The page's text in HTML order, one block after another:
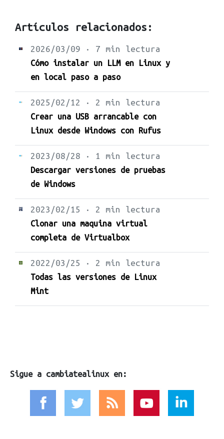
Artículos relacionados:
2026/03/09 · 7 min lectura
Cómo instalar un LLM en Linux y
en local paso a paso
2025/02/12 · 2 min lectura
Crear una USB arrancable con
Linux desde Windows con Rufus
2023/08/28 · 1 min lectura
Descargar versiones de pruebas
de Windows
2023/02/15 · 2 min lectura
Clonar una maquina virtual
completa de Virtualbox
2022/03/25 · 2 min lectura
Todas las versiones de Linux
Mint
Sigue a cambiatealinux en: